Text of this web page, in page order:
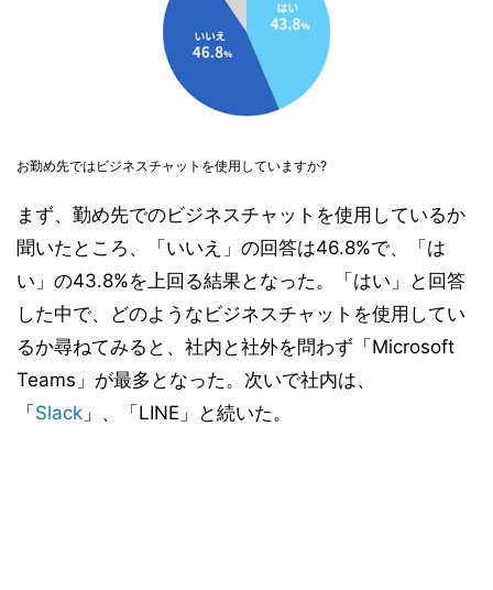
お勤め先ではビジネスチャットを使用していますか?
まず、勤め先でのビジネスチャットを使用しているか
聞いたところ、「いいえ」の回答は46.8%で、「は
い」の43.8%を上回る結果となった。「はい」と回答
した中で、どのようなビジネスチャットを使用してい
るか尋ねてみると、社内と社外を問わず「Microsoft
Teams」が最多となった。次いで社内は、
「Slack 」、「LINE」と続いた。